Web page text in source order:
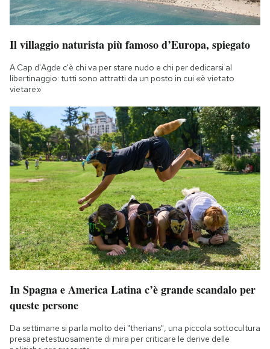
Il villaggio naturista più famoso d’Europa, spiegato
A Cap d'Agde c'è chi va per stare nudo e chi per dedicarsi al
libertinaggio: tutti sono attratti da un posto in cui «è vietato
vietare»
In Spagna e America Latina c’è grande scandalo per
queste persone
Da settimane si parla molto dei "therians", una piccola sottocultura
presa pretestuosamente di mira per criticare le derive delle